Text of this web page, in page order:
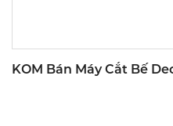
KOM Bán Máy Cắt Bế